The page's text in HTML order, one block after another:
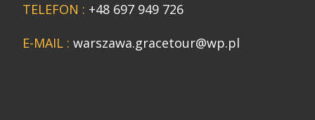
TELEFON : +48 697 949 726
E-MAIL : warszawa.gracetour@wp.pl